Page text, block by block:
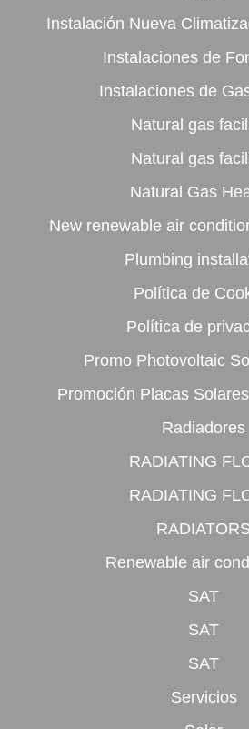
Instalación Nueva
Instalaciones de
Instalaciones de
Natural gas
Natural gas
Natural Gas
New renewable air
Plumbing
Política de
Política de
Promo Photovoltaic
Promoción Placas
Radiadores
RADIATING
RADIATING
RADIATORS
Renewable air
SAT
SAT
SAT
Servicios